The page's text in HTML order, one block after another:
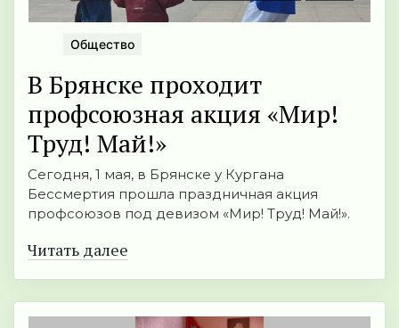
Общество
В Брянске проходит
профсоюзная акция «Мир!
Труд! Май!»
Сегодня, 1 мая, в Брянске у Кургана
Бессмертия прошла праздничная акция
профсоюзов под девизом «Мир! Труд! Май!».
Читать далее